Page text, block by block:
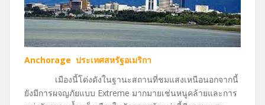
Anchorage ประเทศสหรัฐอเมริกา
เมืองนี้โด่งดังในฐานะสถานที่ชมแสงเหนือนอกจากนี้
ยังมีการผจญภัยแบบ Extreme มากมายเช่นหนูคล้ายและการ